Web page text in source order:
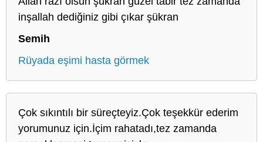
inşallah dediğiniz gibi çıkar şükran
Semih
Rüyada eşimi hasta görmek
Çok sıkıntılı bir süreçteyiz.Çok teşekkür ederim
yorumunuz için.İçim rahatadı,tez zamanda